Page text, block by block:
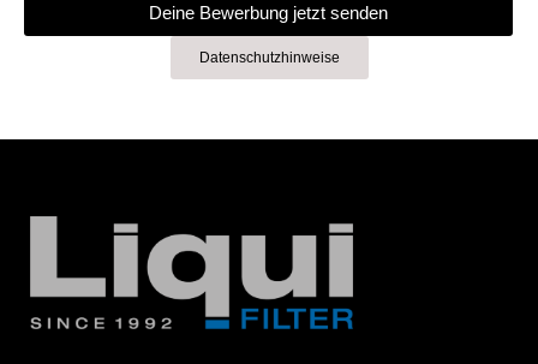
Deine Bewerbung jetzt senden
Datenschutzhinweise